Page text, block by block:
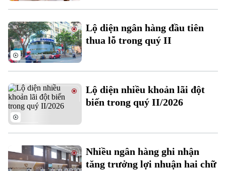
Chuyên mục
Lộ diện ngân hàng đầu tiên
thua lỗ trong quý II
Lộ diện nhiều khoản lãi đột
biến trong quý II/2026
Nhiều ngân hàng ghi nhận
tăng trưởng lợi nhuận hai chữ